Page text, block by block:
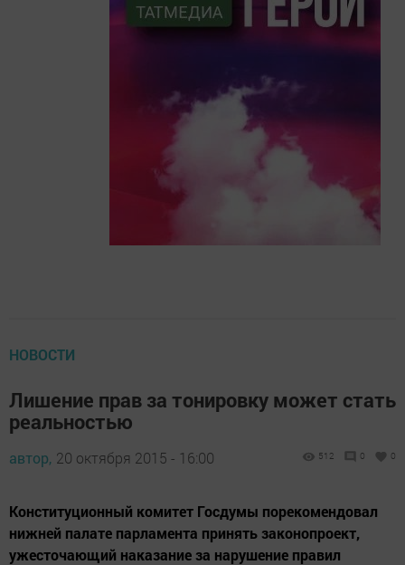
НОВОСТИ
Лишение прав за тонировку может стать
реальностью
автор, 20 октября 2015 - 16:00 512 0 0
Конституционный комитет Госдумы порекомендовал
нижней палате парламента принять законопроект,
ужесточающий наказание за нарушение правил